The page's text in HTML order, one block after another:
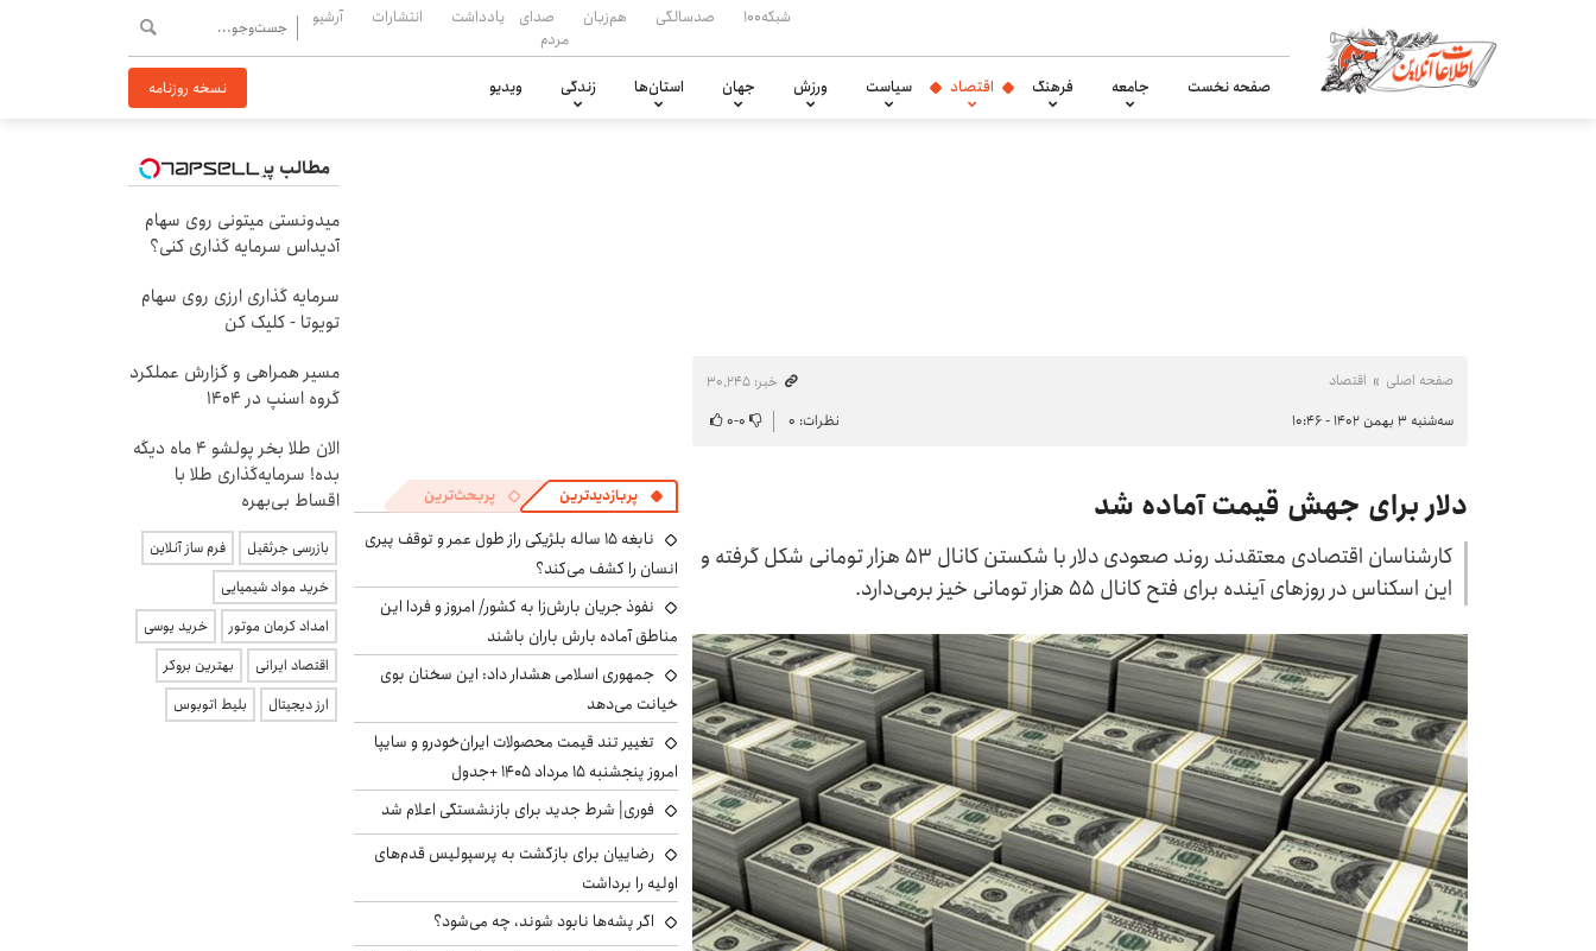
شبکه۱۰۰ صدسالگی هم‌زبان
صدای
مردم
یادداشت انتشارات آرشیو
صفحه نخست جامعه فرهنگ اقتصاد سیاست ورزش جهان استان‌ها زندگی ویدیو نسخه روزنامه
صفحه اصلی اقتصاد
خبر: ۳۰٬۲۴۵
سه‌شنبه ۳ بهمن ۱۴۰۲ - ۱۰:۴۶
نظرات: ۰ ۰-۰
دلار برای جهش قیمت آماده شد
کارشناسان اقتصادی معتقدند روند صعودی دلار با شکستن کانال ۵۳ هزار تومانی شکل گرفته و
این اسکناس در روز‌های آینده برای فتح کانال ۵۵ هزار تومانی خیز برمی‌دارد.
پربازدیدترین پربحث‌ترین
نابغه ۱۵ ساله بلژیکی راز طول عمر و توقف پیری
انسان را کشف می‌کند؟
نفوذ جریان بارش‌زا به کشور/ امروز و فردا این
مناطق آماده بارش باران باشند
جمهوری اسلامی هشدار داد: این سخنان بوی
خیانت می‌دهد
تغییر تند قیمت محصولات ایران‌خودرو و سایپا
امروز پنجشنبه ۱۵ مرداد ۱۴۰۵ +جدول
فوری| شرط جدید برای بازنشستگی اعلام شد
رضاییان برای بازگشت به پرسپولیس قدم‌های
اولیه را برداشت
اگر پشه‌ها نابود شوند، چه می‌شود؟
مطالب پیشنهادی
میدونستی میتونی روی سهام
آدیداس سرمایه گذاری کنی؟
سرمایه گذاری ارزی روی سهام
تویوتا - کلیک کن
مسیر همراهی و گزارش عملکرد
گروه اسنپ در ۱۴۰۴
الان طلا بخر پولشو 4 ماه دیگه
بده! سرمایه‌گذاری طلا با
اقساط بی‌بهره
بازرسی جرثقیل
فرم ساز آنلاین
خرید مواد شیمیایی
امداد کرمان موتور
خرید یوسی
اقتصاد ایرانی
بهترین بروکر
ارز دیجیتال
بلیط اتوبوس